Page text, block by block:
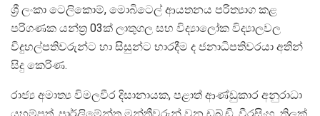
ශ්‍රී ලංකා ටෙලිකොම්, මොබිටෙල් ආයතනය පරිත්‍යාග කළ
පරිගණක යන්ත්‍ර 03ක් ලාතුගල සහ විද්‍යාලෝක විද්‍යාලවල
විදුහල්පතිවරුන්ට හා සිසුන්ට භාරදීම ද ජනාධිපතිවරයා අතින්
සිදු කෙරිණ.
රාජ්‍ය අමාත්‍ය විමලවීර දිසානායක, පළාත් ආණ්ඩුකාර අනුරාධා